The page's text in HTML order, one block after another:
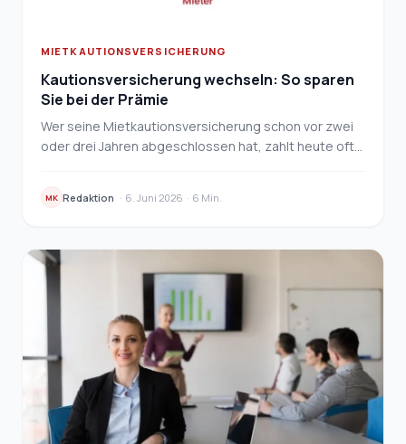
MIETKAUTIONSVERSICHERUNG
Kautionsversicherung wechseln: So sparen
Sie bei der Prämie
Wer seine Mietkautionsversicherung schon vor zwei
oder drei Jahren abgeschlossen hat, zahlt heute oft
MK Redaktion · 6. Juni 2026 · 6 Min.